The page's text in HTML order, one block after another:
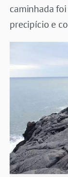
caminhada
precipício e